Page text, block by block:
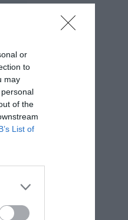
or
to
may
of the
List of